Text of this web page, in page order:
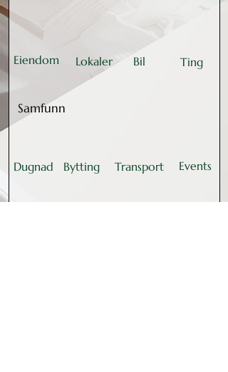
Dugnad Bytting Transport Events
Eiendom Lokaler Ting
Bil
Samfunn